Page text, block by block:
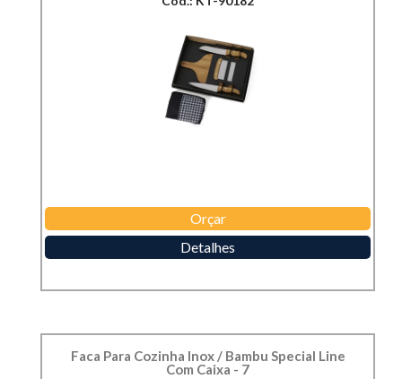
Orçar
Detalhes
Faca Para Cozinha Inox / Bambu Special Line
Com Caixa - 7